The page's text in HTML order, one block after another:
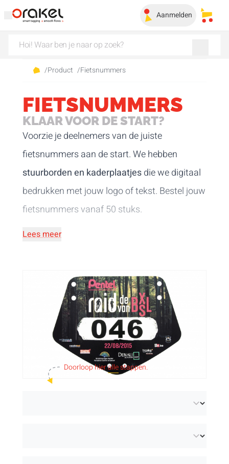
Aanmelden Mijn
/Product /Fietsnummers
FIETSNUMMERS
KLAAR VOOR DE START?
Voorzie je deelnemers van de juiste
fietsnummers aan de start. We hebben
stuurborden en kaderplaatjesdie we digitaal
bedrukken met jouw logo of tekst. Bestel jouw
fietsnummers vanaf 50 stuks.
Lees meer
Doorloop hierallestappen.